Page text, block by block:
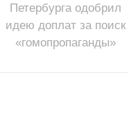
Петербурга одобрил
идею доплат за поиск
«гомопропаганды»